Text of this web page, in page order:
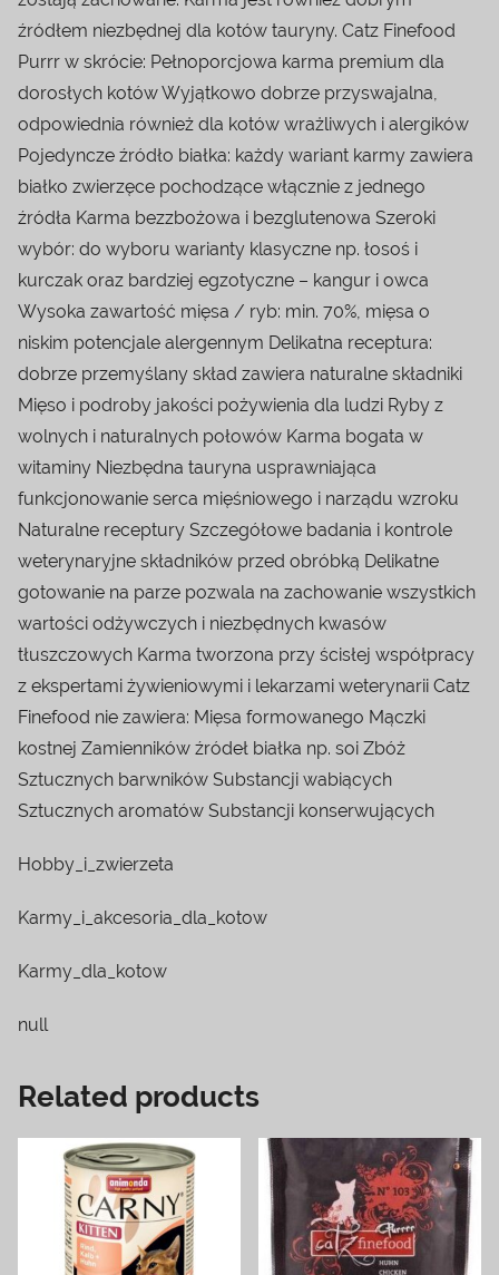
źródłem niezbędnej dla kotów tauryny. Catz Finefood
Purrr w skrócie: Pełnoporcjowa karma premium dla
dorosłych kotów Wyjątkowo dobrze przyswajalna,
odpowiednia również dla kotów wrażliwych i alergików
Pojedyncze źródło białka: każdy wariant karmy zawiera
białko zwierzęce pochodzące włącznie z jednego
źródła Karma bezzbożowa i bezglutenowa Szeroki
wybór: do wyboru warianty klasyczne np. łosoś i
kurczak oraz bardziej egzotyczne – kangur i owca
Wysoka zawartość mięsa / ryb: min. 70%, mięsa o
niskim potencjale alergennym Delikatna receptura:
dobrze przemyślany skład zawiera naturalne składniki
Mięso i podroby jakości pożywienia dla ludzi Ryby z
wolnych i naturalnych połowów Karma bogata w
witaminy Niezbędna tauryna usprawniająca
funkcjonowanie serca mięśniowego i narządu wzroku
Naturalne receptury Szczegółowe badania i kontrole
weterynaryjne składników przed obróbką Delikatne
gotowanie na parze pozwala na zachowanie wszystkich
wartości odżywczych i niezbędnych kwasów
tłuszczowych Karma tworzona przy ścisłej współpracy
z ekspertami żywieniowymi i lekarzami weterynarii Catz
Finefood nie zawiera: Mięsa formowanego Mączki
kostnej Zamienników źródeł białka np. soi Zbóż
Sztucznych barwników Substancji wabiących
Sztucznych aromatów Substancji konserwujących
Hobby_i_zwierzeta
Karmy_i_akcesoria_dla_kotow
Karmy_dla_kotow
null
Related products